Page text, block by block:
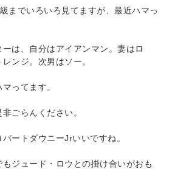
までいろいろ見てますが、最近ハマっ
は、自分はアイアンマン。妻はロ
ンジ。次男はソー。
ってます。
ごらんください。
ートダウニーJrいいですね。
ジュード・ロウとの掛け合いがおも